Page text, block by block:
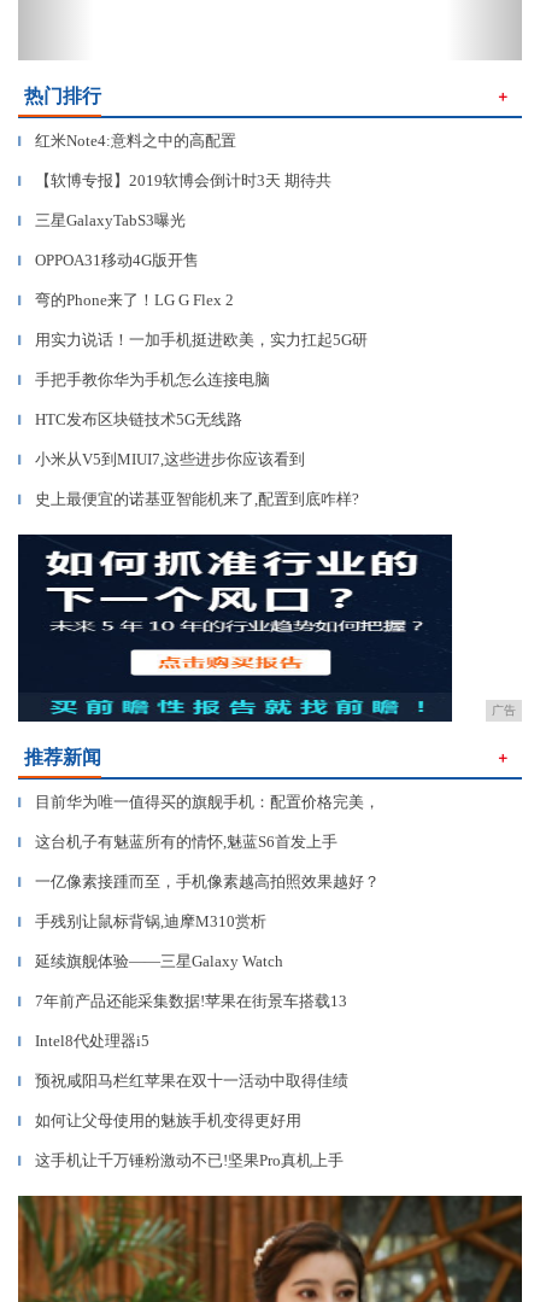
热门排行 ＋
▎ 红米Note4:意料之中的高配置
▎ 【软博专报】2019软博会倒计时3天 期待共
▎ 三星GalaxyTabS3曝光
▎ OPPOA31移动4G版开售
▎ 弯的Phone来了！LG G Flex 2
▎ 用实力说话！一加手机挺进欧美，实力扛起5G研
▎ 手把手教你华为手机怎么连接电脑
▎ HTC发布区块链技术5G无线路
▎ 小米从V5到MIUI7,这些进步你应该看到
▎ 史上最便宜的诺基亚智能机来了,配置到底咋样?
广告
推荐新闻 ＋
▎ 目前华为唯一值得买的旗舰手机：配置价格完美，
▎ 这台机子有魅蓝所有的情怀,魅蓝S6首发上手
▎ 一亿像素接踵而至，手机像素越高拍照效果越好？
▎ 手残别让鼠标背锅,迪摩M310赏析
▎ 延续旗舰体验——三星Galaxy Watch
▎ 7年前产品还能采集数据!苹果在街景车搭载13
▎ Intel8代处理器i5
▎ 预祝咸阳马栏红苹果在双十一活动中取得佳绩
▎ 如何让父母使用的魅族手机变得更好用
▎ 这手机让千万锤粉激动不已!坚果Pro真机上手